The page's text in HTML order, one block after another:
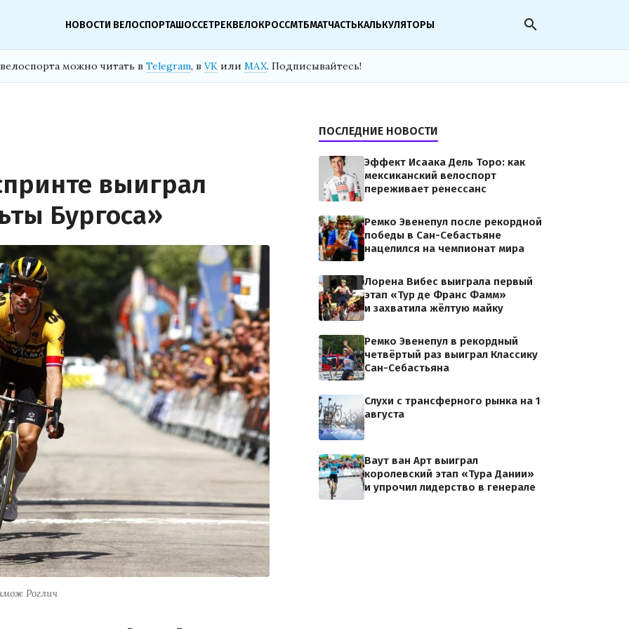
НОВОСТИ ВЕЛОСПОРТАШОССЕТРЕКВЕЛОКРОССМТБМАТЧАСТЬКАЛЬКУЛЯТОРЫ search
можно читать в Telegram, в VK или MAX. Подписывайтесь!
выиграл
Бургоса»
Роглич
ПОСЛЕДНИЕ НОВОСТИ
Эффект Исаака Дель Торо: как
мексиканский велоспорт
переживает ренессанс
Ремко Эвенепул после рекордной
победы в Сан-Себастьяне
нацелился на чемпионат мира
Лорена Вибес выиграла первый
этап «Тур де Франс Фамм»
и захватила жёлтую майку
Ремко Эвенепул в рекордный
четвёртый раз выиграл Классику
Сан-Себастьяна
Слухи с трансферного рынка на 1
августа
Ваут ван Арт выиграл
королевский этап «Тура Дании»
и упрочил лидерство в генерале